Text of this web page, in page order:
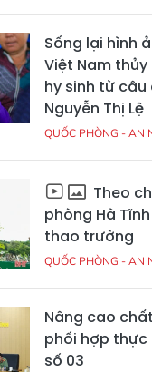
Sống lại hình
Việt Nam
hy sinh từ câu
Nguyễn Thị Lệ
QUỐC PHÒNG - AN
Theo
phòng Hà
thao trường
QUỐC PHÒNG - AN
Nâng cao
phối hợp thực
số 03